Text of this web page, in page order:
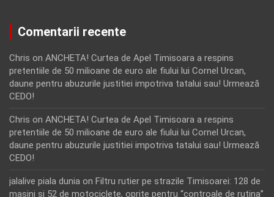
Comentarii recente
Chris on ANCHETA! Curtea de Apel Timisoara a respins
pretentiile de 50 milioane de euro ale fiului lui Cornel Urcan,
daune pentru abuzurile justitiei impotriva tatalui sau! Urmează
CEDO!
Chris on ANCHETA! Curtea de Apel Timisoara a respins
pretentiile de 50 milioane de euro ale fiului lui Cornel Urcan,
daune pentru abuzurile justitiei impotriva tatalui sau! Urmează
CEDO!
jalalive piala dunia on Filtru rutier pe strazile Timisoarei: 128 de
masini si 52 de motociclete, oprite pentru “controale de rutina”